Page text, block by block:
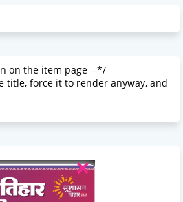
on the item page --*/
title, force it to render anyway, and